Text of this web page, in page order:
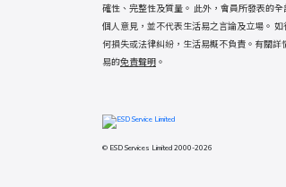
確性、完整性及質量。 此外，會員所發表的全
個人意見，並不代表生活易之言論及立場。
何損失或法律糾紛，生活易概不負責。有關詳
易的免責聲明 。
© ESD Services Limited 2000-2026